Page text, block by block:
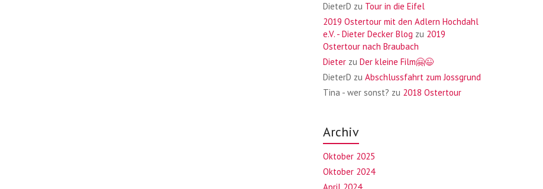
DieterD zu Tour in die Eifel
2019 Ostertour mit den Adlern Hochdahl
e.V. - Dieter Decker Blog zu 2019
Ostertour nach Braubach
Dieter zuDer kleine Film🤗😉
DieterD zuAbschlussfahrt zum Jossgrund
Tina - wer sonst? zu 2018 Ostertour
Archiv
Oktober 2025
Oktober 2024